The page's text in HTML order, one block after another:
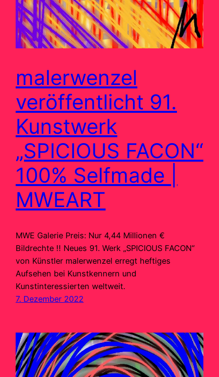
malerwenzel
veröffentlicht 91.
Kunstwerk
„SPICIOUS FACON“
100% Selfmade |
MWEART
MWE Galerie Preis: Nur 4,44 Millionen €
Bildrechte !! Neues 91. Werk „SPICIOUS FACON“
von Künstler malerwenzel erregt heftiges
Aufsehen bei Kunstkennern und
Kunstinteressierten weltweit.
7. Dezember 2022